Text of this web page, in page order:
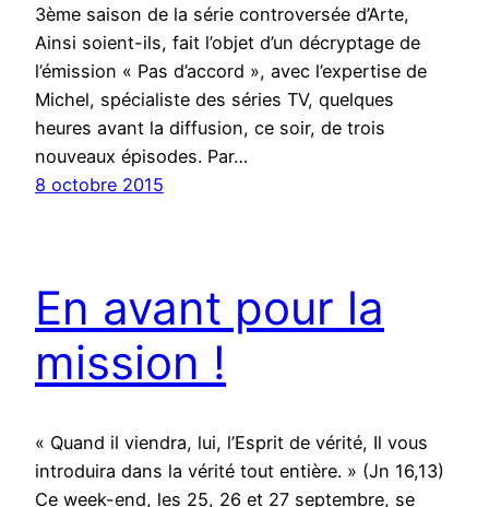
3ème saison de la série controversée d’Arte,
Ainsi soient-ils, fait l’objet d’un décryptage de
l’émission « Pas d’accord », avec l’expertise de
Michel, spécialiste des séries TV, quelques
heures avant la diffusion, ce soir, de trois
nouveaux épisodes. Par…
8 octobre 2015
En avant pour la
mission !
« Quand il viendra, lui, l’Esprit de vérité, Il vous
introduira dans la vérité tout entière. » (Jn 16,13)
Ce week-end, les 25, 26 et 27 septembre, se